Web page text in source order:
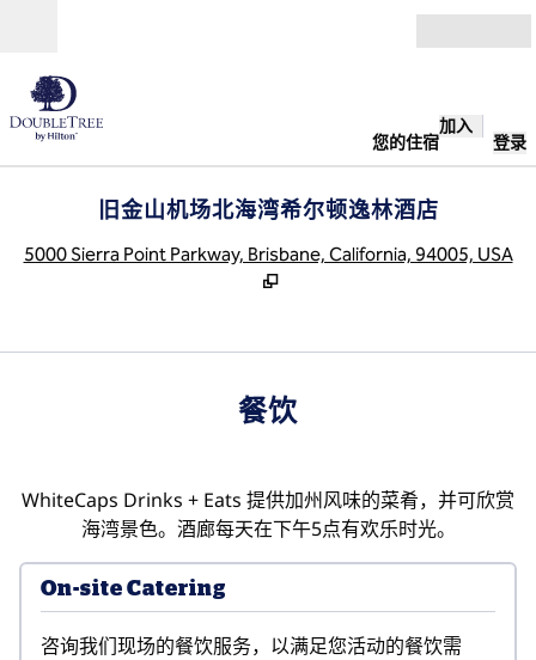
您的住宿
加入
登录
旧金山机场北海湾希尔顿逸林酒店
5000 Sierra Point Parkway, Brisbane, California, 94005, USA
餐饮
WhiteCaps Drinks + Eats 提供加州风味的菜肴，并可欣赏
海湾景色。酒廊每天在下午5点有欢乐时光。
On-site Catering
咨询我们现场的餐饮服务，以满足您活动的餐饮需